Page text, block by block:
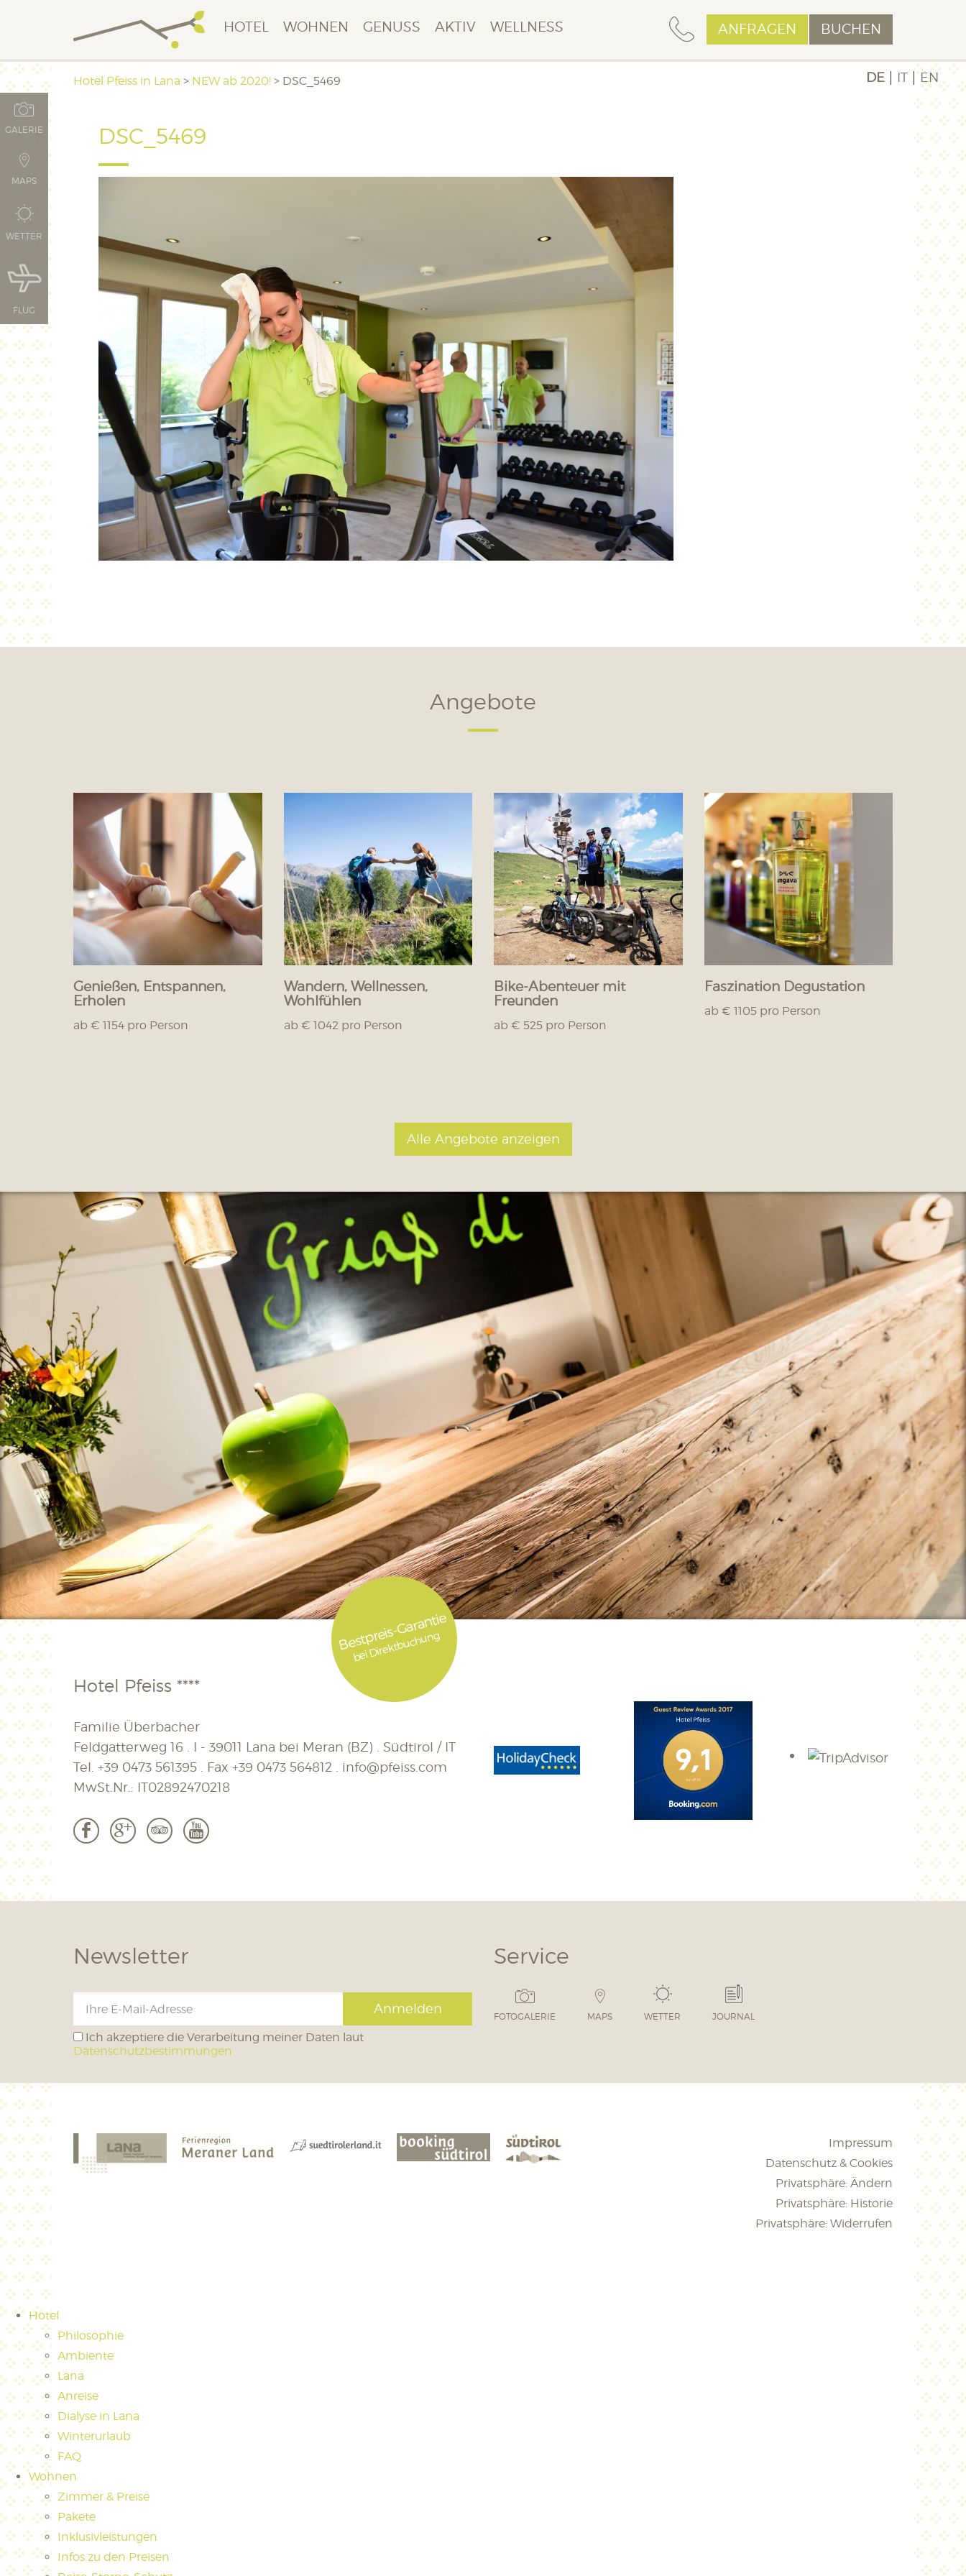
HOTEL WOHNEN GENUSS AKTIV WELLNESS ANFRAGEN BUCHEN
DE IT EN
Hotel Pfeiss in Lana > NEW ab 2020! > DSC_5469
DSC_5469
Angebote
Genießen, Entspannen,
Erholen
ab € 1154 pro Person
Wandern, Wellnessen,
Wohlfühlen
ab € 1042 pro Person
Bike-Abenteuer mit
Freunden
ab € 525 pro Person
Faszination Degustation
ab € 1105 pro Person
Alle Angebote anzeigen
Hotel Pfeiss ****
Familie Überbacher
Feldgatterweg 16 . I - 39011 Lana bei Meran (BZ) . Südtirol / IT
Tel. +39 0473 561395 . Fax +39 0473 564812
info@pfeiss.com
MwSt.Nr.: IT02892470218
b c 3 r
Bestpreis-Garantie
bei Direktbuchung
Newsletter
Anmelden
Ich akzeptiere die Verarbeitung meiner Daten laut
Datenschutzbestimmungen
Service
FOTOGALERIE MAPS WETTER JOURNAL
Impressum
Datenschutz & Cookies
Privatsphäre: Ändern
Privatsphäre: Historie
Privatsphäre: Widerrufen
GALERIE
MAPS
WETTER
FLUG
Hotel
Philosophie
Ambiente
Lana
Anreise
Dialyse in Lana
Winterurlaub
FAQ
Wohnen
Zimmer & Preise
Pakete
Inklusivleistungen
Infos zu den Preisen